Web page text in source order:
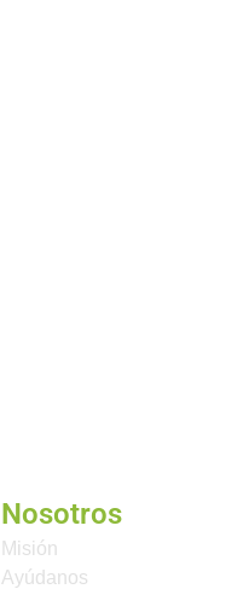
Nosotros
Misión
Ayúdanos